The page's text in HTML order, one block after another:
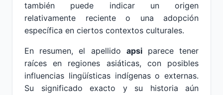
también puede indicar un origen
relativamente reciente o una adopción
específica en ciertos contextos culturales.
En resumen, el apellido apsiparece tener
raíces en regiones asiáticas, con posibles
influencias lingüísticas indígenas o externas.
Su significado exacto y su historia aún